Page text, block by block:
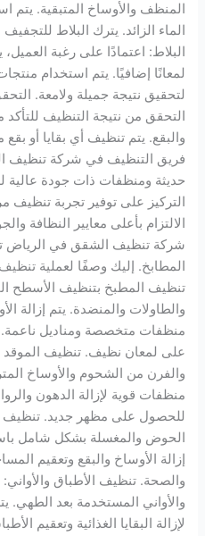
المنظف والأوساخ المتبقية. يتم
الماء الزائد. يترك البلاط
البلاط: اعتمادًا على رغبة العميل،
لمعانًا إضافيًا. يتم استخدام
لتحقيق نتيجة جميلة ولامعة.
التحقق من نتيجة التنظيف للتأكد
والبقع. يتم تنظيف أي بقايا أو
فريق التنظيف في شركة تنظيف
حديثة ومنظفات ذات جودة عالية
التركيز على توفير تجربة تنظيف
الالتزام بأعلى معايير النظافة
شركة تنظيف الشقق في الرياض
المطابخ. إليك وصفًا لعملية
تنظيف المطبخ بتنظيف الأسطح
والطاولات والمنضدة. يتم إزالة
منظفات متخصصة ومناديل ناعمة.
على لمعان نظيف. تنظيف الموقد
والفرن من الشحوم والأوساخ
منظفات قوية لإزالة الدهون
للحصول على مظهر جديد. تنظيف
الحوض والمغسلة بشكل شامل
إزالة الأوساخ والبقع وتعقيم
والصحة. تنظيف الأطباق
والأواني المستخدمة بعد الطهي.
لإزالة البقايا الغذائية وتعقيم